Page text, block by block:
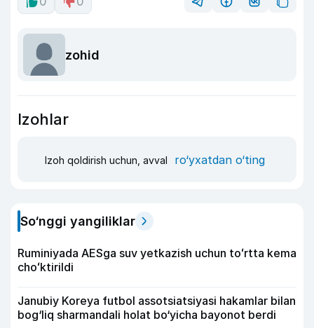
zohid
Izohlar
Izoh qoldirish uchun, avval ro‘yxatdan o‘ting
So‘nggi yangiliklar
Ruminiyada AESga suv yetkazish uchun toʻrtta kema
choʻktirildi
Janubiy Koreya futbol assotsiatsiyasi hakamlar bilan
bog‘liq sharmandali holat bo‘yicha bayonot berdi